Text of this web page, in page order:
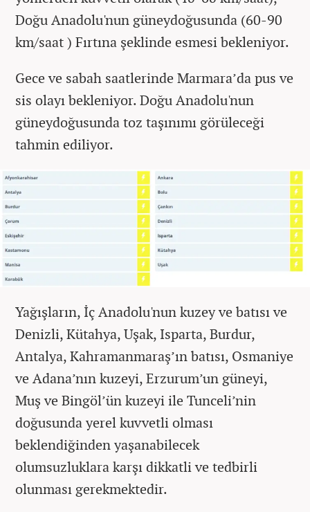
Doğu Anadolu'nun güneydoğusunda (60-90
km/saat ) Fırtına şeklinde esmesi bekleniyor.
Gece ve sabah saatlerinde Marmara’da pus ve
sis olayı bekleniyor. Doğu Anadolu'nun
güneydoğusunda toz taşınımı görüleceği
tahmin ediliyor.
Yağışların, İç Anadolu'nun kuzey ve batısı ve
Denizli, Kütahya, Uşak, Isparta, Burdur,
Antalya, Kahramanmaraş’ın batısı, Osmaniye
ve Adana’nın kuzeyi, Erzurum’un güneyi,
Muş ve Bingöl’ün kuzeyi ile Tunceli’nin
doğusunda yerel kuvvetli olması
beklendiğinden yaşanabilecek
olumsuzluklara karşı dikkatli ve tedbirli
olunması gerekmektedir.